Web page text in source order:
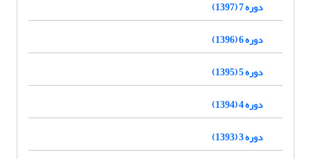
دوره 7 (1397)
دوره 6 (1396)
دوره 5 (1395)
دوره 4 (1394)
دوره 3 (1393)